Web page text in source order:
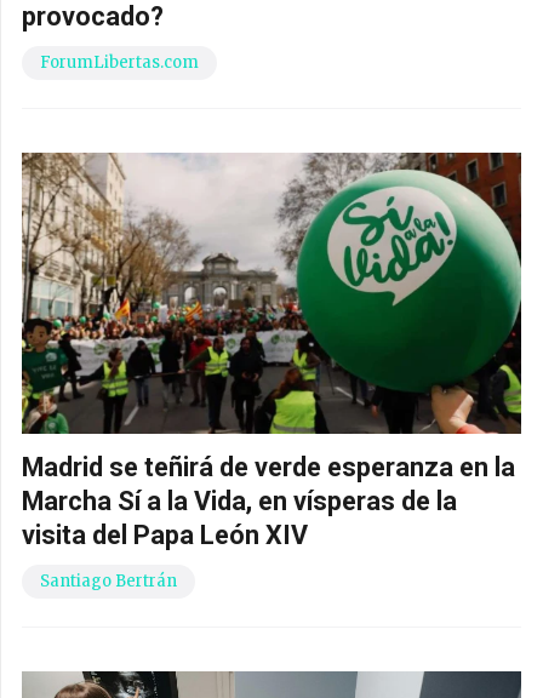
provocado?
ForumLibertas.com
Madrid se teñirá de verde esperanza en la
Marcha Sí a la Vida, en vísperas de la
visita del Papa León XIV
Santiago Bertrán